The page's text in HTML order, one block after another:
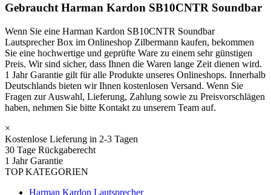
Gebraucht Harman Kardon SB10CNTR Soundbar
Wenn Sie eine Harman Kardon SB10CNTR Soundbar
Lautsprecher Box im Onlineshop Zilbermann kaufen, bekommen
Sie eine hochwertige und geprüfte Ware zu einem sehr günstigen
Preis. Wir sind sicher, dass Ihnen die Waren lange Zeit dienen wird.
1 Jahr Garantie gilt für alle Produkte unseres Onlineshops. Innerhalb
Deutschlands bieten wir Ihnen kostenlosen Versand. Wenn Sie
Fragen zur Auswahl, Lieferung, Zahlung sowie zu Preisvorschlägen
haben, nehmen Sie bitte Kontakt zu unserem Team auf.
×
Kostenlose Lieferung in 2-3 Tagen
30 Tage Rückgaberecht
1 Jahr Garantie
TOP KATEGORIEN
Harman Kardon Lautsprecher